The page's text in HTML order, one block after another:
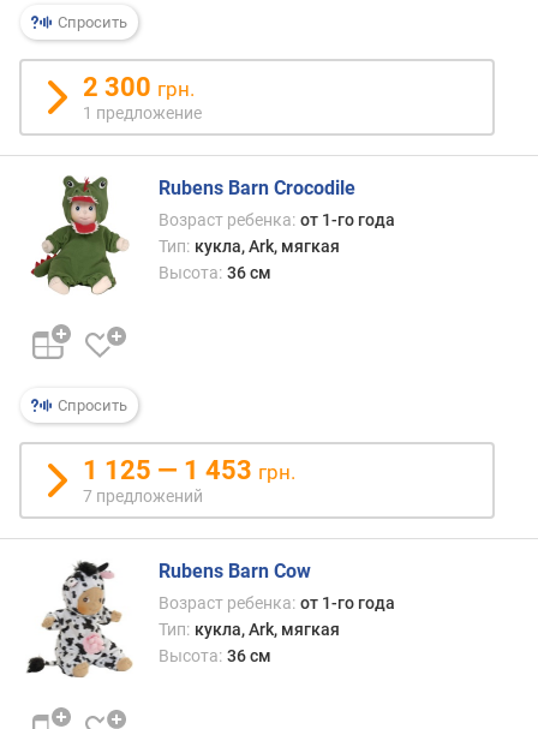
и
с
в
о
в
н
а
б
о
р
е
ш
т
Спросить
2 300 грн.
1 предложение
Спросить
Rubens Barn Crocodile
Возраст ребенка: от 1-го года
Тип: кукла, Ark, мягкая
Высота: 36 см
1 125 — 1 453 грн.
7 предложений
Rubens Barn Cow
Возраст ребенка: от 1-го года
Тип: кукла, Ark, мягкая
Высота: 36 см